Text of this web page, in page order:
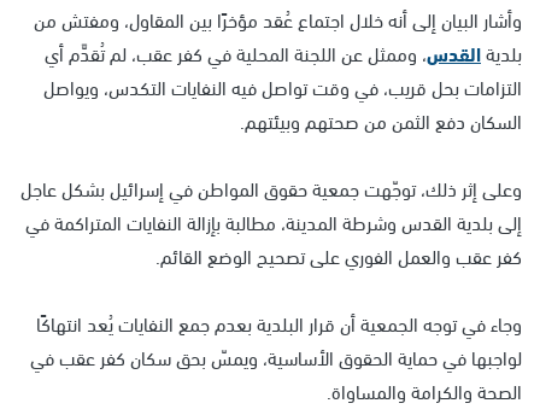
وأشار البيان إلى أنه خلال اجتماع عُقد مؤخرًا بين المقاول، ومفتش من
بلديةالقدس، وممثل عن اللجنة المحلية في كفر عقب، لم تُقدَّم أي
التزامات بحل قريب، في وقت تواصل فيه النفايات التكدس، ويواصل
السكان دفع الثمن من صحتهم وبيئتهم.
وعلى إثر ذلك، توجّهت جمعية حقوق المواطن في إسرائيل بشكل عاجل
إلى بلدية القدس وشرطة المدينة، مطالبة بإزالة النفايات المتراكمة في
كفر عقب والعمل الفوري على تصحيح الوضع القائم.
وجاء في توجه الجمعية أن قرار البلدية بعدم جمع النفايات يُعد انتهاكًا
لواجبها في حماية الحقوق الأساسية، ويمسّ بحق سكان كفر عقب في
الصحة والكرامة والمساواة.